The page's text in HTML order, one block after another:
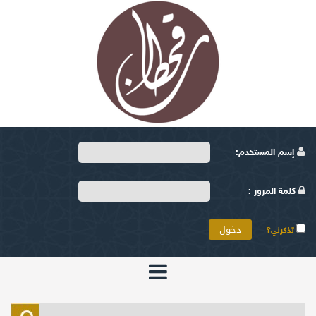
إسم المستخدم:
كلمة المرور :
تذكرني؟